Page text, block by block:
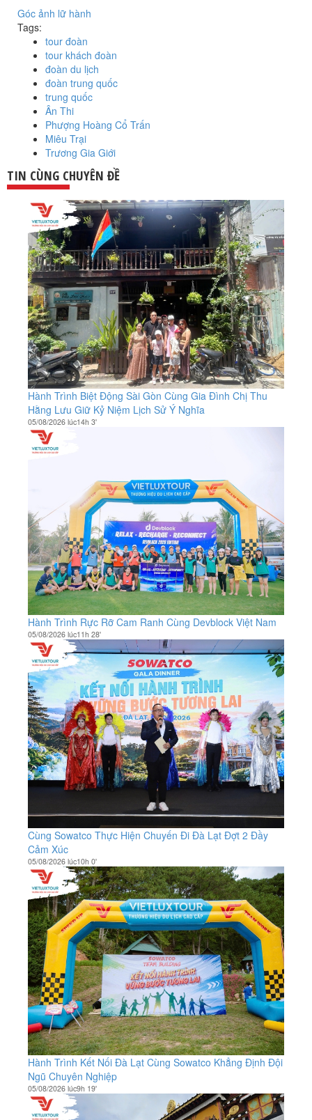
Góc ảnh lữ hành
Tags:
tour đoàn
tour khách đoàn
đoàn du lịch
đoàn trung quốc
trung quốc
Ân Thi
Phượng Hoàng Cổ Trấn
Miêu Trại
Trương Gia Giới
TIN CÙNG CHUYÊN ĐỀ
Hành Trình Biệt Động Sài Gòn Cùng Gia Đình Chị Thu
Hằng Lưu Giữ Kỷ Niệm Lịch Sử Ý Nghĩa
05/08/2026 lúc14h 3'
Hành Trình Rực Rỡ Cam Ranh Cùng Devblock Việt Nam
05/08/2026 lúc11h 28'
Cùng Sowatco Thực Hiện Chuyến Đi Đà Lạt Đợt 2 Đầy
Cảm Xúc
05/08/2026 lúc10h 0'
Hành Trình Kết Nối Đà Lạt Cùng Sowatco Khẳng Định Đội
Ngũ Chuyên Nghiệp
05/08/2026 lúc9h 19'